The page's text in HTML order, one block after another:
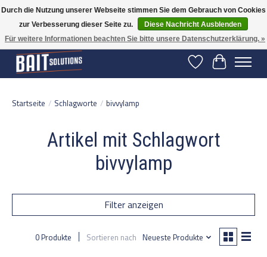
Gratis verzending vanaf 50 euro binnen NL | Op voorraad binnen 2-5 werkdagen
verzonden | België vanaf 70 euro gratis verzonden
Wunschzettel
Ihr
Startseite / Schlagworte / bivvylamp
Artikel mit Schlagwort
bivvylamp
Filter anzeigen
0 Produkte Sortieren nach Neueste Produkte
Durch die Nutzung unserer Webseite stimmen Sie dem Gebrauch von Cookies
zur Verbesserung dieser Seite zu.
Diese Nachricht Ausblenden
Für weitere Informationen beachten Sie bitte unsere Datenschutzerklärung. »